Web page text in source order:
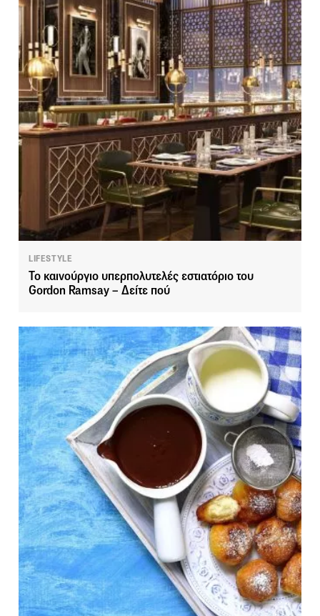
LIFESTYLE
Το καινούργιο υπερπολυτελές εστιατόριο του
Gordon Ramsay – Δείτε πού